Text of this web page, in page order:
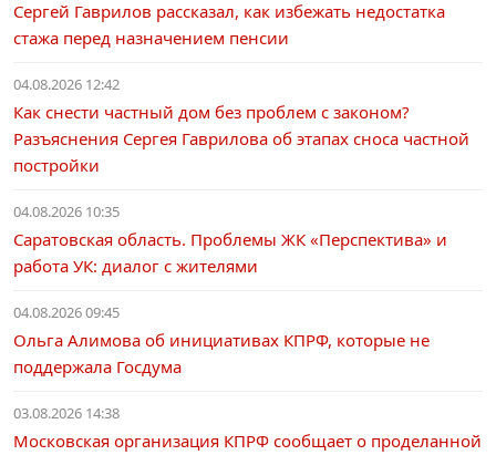
Сергей Гаврилов рассказал, как избежать недостатка
стажа перед назначением пенсии
04.08.2026 12:42
Как снести частный дом без проблем с законом?
Разъяснения Сергея Гаврилова об этапах сноса частной
постройки
04.08.2026 10:35
Саратовская область. Проблемы ЖК «Перспектива» и
работа УК: диалог с жителями
04.08.2026 09:45
Ольга Алимова об инициативах КПРФ, которые не
поддержала Госдума
03.08.2026 14:38
Московская организация КПРФ сообщает о проделанной